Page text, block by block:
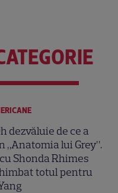
dezvăluie de ce a
„Anatomia lui Grey”.
Shonda Rhimes
totul pentru